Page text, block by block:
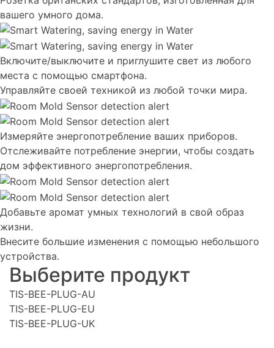
вашего умного дома.
Включите/выключите и приглушите свет из любого
места с помощью смартфона.
Управляйте своей техникой из любой точки мира.
Измеряйте энергопотребление ваших приборов.
Отслеживайте потребление энергии, чтобы создать
дом эффективного энергопотребления.
Добавьте аромат умных технологий в свой образ
жизни.
Внесите большие изменения с помощью небольшого
устройства.
Выберите продукт
TIS-BEE-PLUG-AU
TIS-BEE-PLUG-EU
TIS-BEE-PLUG-UK